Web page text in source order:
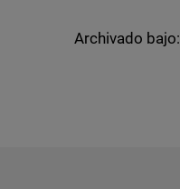
Archivado bajo: